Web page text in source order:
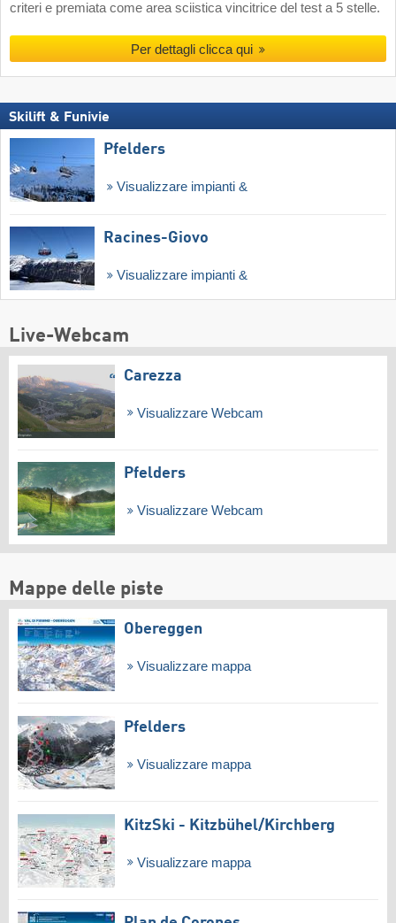
criteri e premiata come area sciistica vincitrice del test a 5 stelle.
Per dettagli clicca qui
Skilift & Funivie
Pfelders
Visualizzare impianti &
Racines-Giovo
Visualizzare impianti &
Live-Webcam
Carezza
Visualizzare Webcam
Pfelders
Visualizzare Webcam
Mappe delle piste
Obereggen
Visualizzare mappa
Pfelders
Visualizzare mappa
KitzSki - Kitzbühel/​Kirchberg
Visualizzare mappa